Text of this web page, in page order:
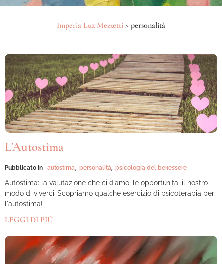
Imperia Luz Mezzetti > personalità
L'Autostima
Pubblicato in autostima, personalità, psicologia del benessere
Autostima: la valutazione che ci diamo, le opportunità, il nostro
modo di viverci. Scopriamo qualche esercizio di psicoterapia per
l'autostima!
LEGGI DI PIÙ